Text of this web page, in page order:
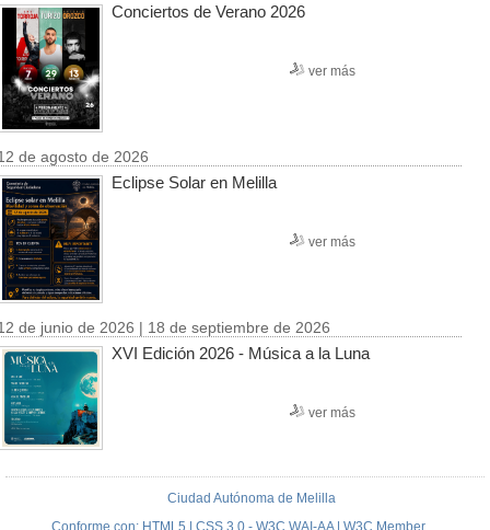
Conciertos de Verano 2026
ver más
de agosto de 2026
Eclipse Solar en Melilla
ver más
de junio de 2026 | 18 de septiembre de 2026
XVI Edición 2026 - Música a la Luna
ver más
Ciudad Autónoma de Melilla